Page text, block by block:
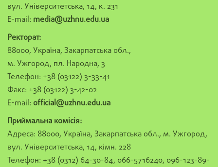
вул. Університетська, 14, к. 231
E-mail: media@uzhnu.edu.ua
Ректорат:
88000, Україна, Закарпатська обл.,
м. Ужгород, пл. Народна, 3
Телефон: +38 (03122) 3-33-41
Факс: +38 (03122) 3-42-02
E-mail: official@uzhnu.edu.ua
Приймальна комісія:
Адреса: 88000, Україна, Закарпатська обл., м. Ужгород,
вул. Університетська, 14, кімн. 228
Телефон: +38 (0312) 64-30-84, 066-5716240, 096-123-89-